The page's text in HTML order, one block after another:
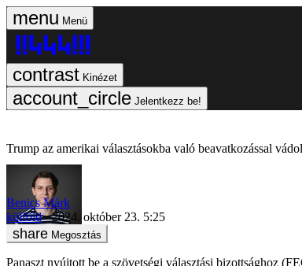
Menü
Kinézet
Jelentkezz be!
Trump az amerikai választásokba való beavatkozással
Benics Márk
külföld
2024. október 23. 5:25
Megosztás
Panaszt nyújtott be a szövetségi választási bizottsághoz